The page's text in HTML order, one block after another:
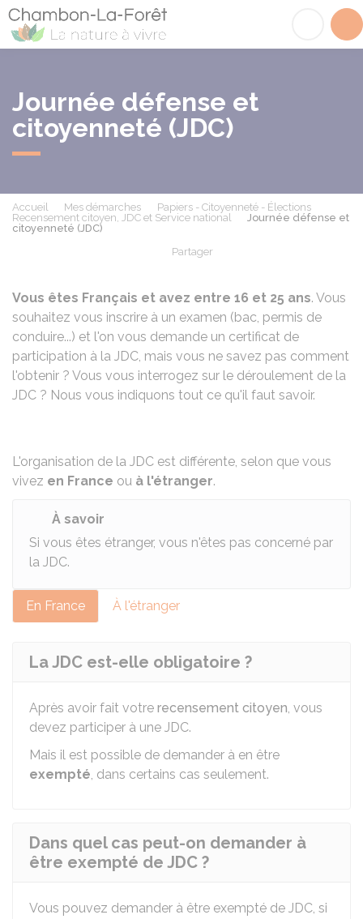
Journée défense et
citoyenneté (JDC)
Accueil Mes démarches
Papiers - Citoyenneté - Élections
Recensement citoyen, JDC et Service national
Journée défense et
citoyenneté (JDC)
Partager
Vous êtes Français et avez entre 16 et 25 ans. Vous
souhaitez vous inscrire à un examen (bac, permis de
conduire...) et l'on vous demande un certificat de
participation à la JDC, mais vous ne savez pas comment
l'obtenir ? Vous vous interrogez sur le déroulement de la
JDC ? Nous vous indiquons tout ce qu'il faut savoir.
L'organisation de la JDC est différente, selon que vous
vivez en France ou à l'étranger.
À savoir
Si vous êtes étranger, vous n'êtes pas concerné par
la JDC.
En France À l'étranger
La JDC est-elle obligatoire ?
Après avoir fait votre recensement citoyen, vous
devez participer à une JDC.
Mais il est possible de demander à en être
exempté, dans certains cas seulement.
Dans quel cas peut-on demander à
être exempté de JDC ?
Vous pouvez demander à être exempté de JDC, si